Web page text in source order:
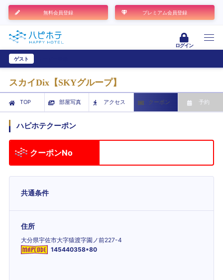
無料会員登録 プレミアム会員登録
ログイン
ゲスト
スカイDix【SKYグループ】
TOP 部屋写真 アクセス クーポン 予約
ハピホテクーポン
クーポンNo
共通条件
住所
大分県宇佐市大字猿渡字園ノ前227-4
145440358*80